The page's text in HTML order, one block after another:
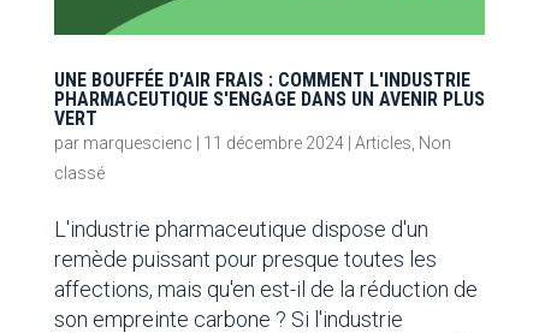
UNE BOUFFÉE D'AIR FRAIS : COMMENT L'INDUSTRIE
PHARMACEUTIQUE S'ENGAGE DANS UN AVENIR PLUS
VERT
par marquescienc 11 décembre 2024| Articles Non
classé
L'industrie pharmaceutique dispose d'un
remède puissant pour presque toutes les
affections, mais qu'en est-il de la réduction de
son empreinte carbone ? Si l'industrie